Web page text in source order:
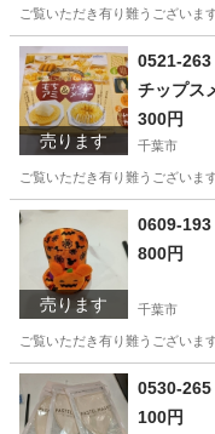
ご覧いただき有り難うござい
千葉 千葉市
売ります
0521-263
チップス
300円
千葉市
ご覧いただき有り難うござい
千葉 千葉市
売ります
0609-193
800円
千葉市
ご覧いただき有り難うござい
千葉 千葉市
0530-265
100円